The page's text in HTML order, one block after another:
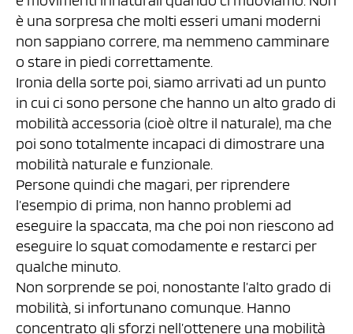
è una sorpresa che molti esseri umani moderni
non sappiano correre, ma nemmeno camminare
o stare in piedi correttamente.
Ironia della sorte poi, siamo arrivati ad un punto
in cui ci sono persone che hanno un alto grado di
mobilità accessoria (cioè oltre il naturale), ma che
poi sono totalmente incapaci di dimostrare una
mobilità naturale e funzionale.
Persone quindi che magari, per riprendere
l’esempio di prima, non hanno problemi ad
eseguire la spaccata, ma che poi non riescono ad
eseguire lo squat comodamente e restarci per
qualche minuto.
Non sorprende se poi, nonostante l’alto grado di
mobilità, si infortunano comunque. Hanno
concentrato gli sforzi nell’ottenere una mobilità